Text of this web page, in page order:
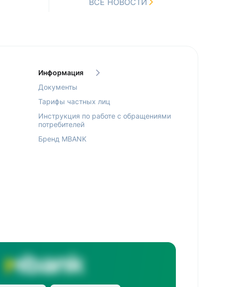
ВСЕ НОВОСТИ
Информация
Документы
Тарифы частных лиц
Инструкция по работе с обращениями
потребителей
Бренд MBANK